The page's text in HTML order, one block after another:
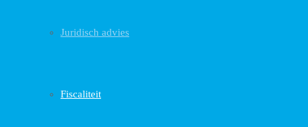
Juridisch advies
Fiscaliteit